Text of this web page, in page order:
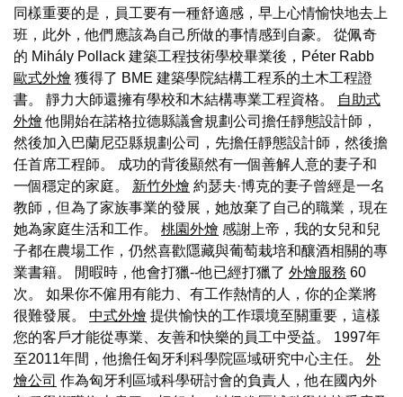
同樣重要的是，員工要有一種舒適感，早上心情愉快地去上
班，此外，他們應該為自己所做的事情感到自豪。 從佩奇
的 Mihály Pollack 建築工程技術學校畢業後，Péter Rabb
歐式外燴 獲得了 BME 建築學院結構工程系的土木工程證
書。 靜力大師還擁有學校和木結構專業工程資格。
自助式
外燴 他開始在諾格拉德縣議會規劃公司擔任靜態設計師，
然後加入巴蘭尼亞縣規劃公司，先擔任靜態設計師，然後擔
任首席工程師。 成功的背後顯然有一個善解人意的妻子和
一個穩定的家庭。 新竹外燴 約瑟夫·博克的妻子曾經是一名
教師，但為了家族事業的發展，她放棄了自己的職業，現在
她為家庭生活和工作。 桃園外燴 感謝上帝，我的女兒和兒
子都在農場工作，仍然喜歡隱藏與葡萄栽培和釀酒相關的專
業書籍。 閒暇時，他會打獵--他已經打獵了 外燴服務 60
次。 如果你不僱用有能力、有工作熱情的人，你的企業將
很難發展。 中式外燴 提供愉快的工作環境至關重要，這樣
您的客戶才能從專業、友善和快樂的員工中受益。 1997年
至2011年間，他擔任匈牙利科學院區域研究中心主任。 外
燴公司 作為匈牙利區域科學研討會的負責人，他在國內外